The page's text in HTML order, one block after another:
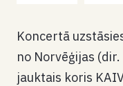
Koncertā
no Norvēģijas
jauktais koris